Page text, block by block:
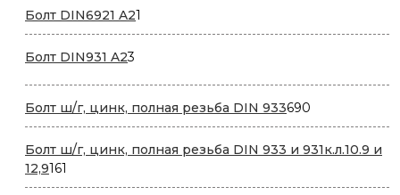
Болт DIN6921 A21
товар
Болт DIN931 A23
Болт ш/г, цинк, полная резьба DIN 933690
товаров
Болт ш/г, цинк, полная резьба DIN 933 и 931к.л.10.9 и
12,9161
товар